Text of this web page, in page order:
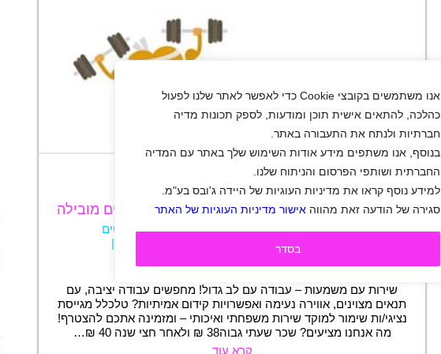
אנו משתמשים בקובצי Cookie כדי לאפשר לאתר שלנו לפעול
כהלכה, להתאים אישית תוכן ומודעות, לספק תכונות מדיה
חברתיות ולנתח את התעבורה באתר.
בנוסף, אנו משתפים מידע אודות השימוש שלך באתר עם המדיה
החברתית ושותפי הפרסום והניתוח שלנו.
למידע נוסף קראו את מדיניות העוגיות של היידה ג'ובס בע"מ.
סגירה של הודעה זאת מהווה אישור מדיניות העוגיות של האתר
בסדר
+
טלכלל מגייסת נציגי/ות שימור לקוחות לקופת חולים מובילה
באר שבע|שכר 38 ₪ |חיילים משוחררים|סטודנטים
|
שירות עם משמעות – עבודה עם לב גדול! מחפשים עבודה יציבה, עם
תנאים מצוינים, אווירה נעימה ואפשרויות קידום אמיתיות? טלכלל מגייסת
נציגי/ות שימור למוקד שירות משפחתי ואיכותי – ומזמינה אתכם להצטרף!
מה אנחנו מציעים? שכר שעתי גבוה38 ₪ ולאחר חצי שנה 40 ₪…
קרא עוד